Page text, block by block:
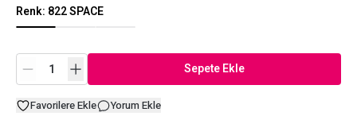
Renk: 822 SPACE
Sepete Ekle
Favorilere Ekle Yorum Ekle